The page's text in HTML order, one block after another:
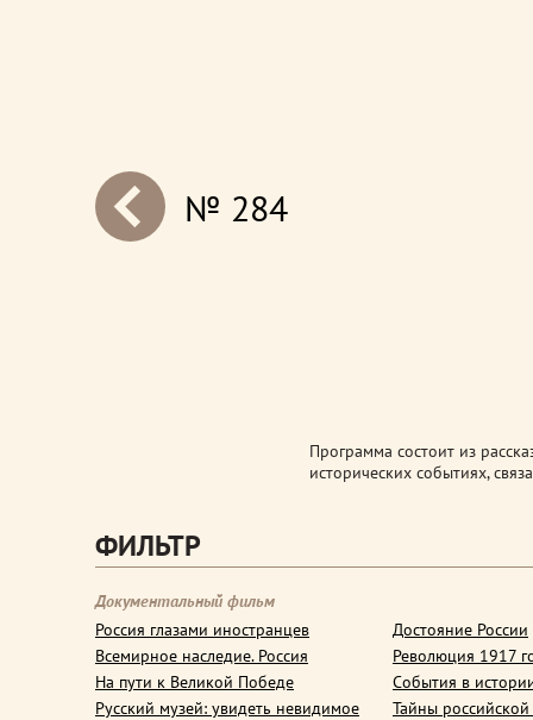
next№ 284
Программа состоит из
исторических событиях,
ФИЛЬТР
Документальный фильм
Россия глазами иностранцев
Всемирное наследие. Россия
На пути к Великой Победе
Русский музей: увидеть невидимое
Достояние России
Революция 1917
События в
Тайны